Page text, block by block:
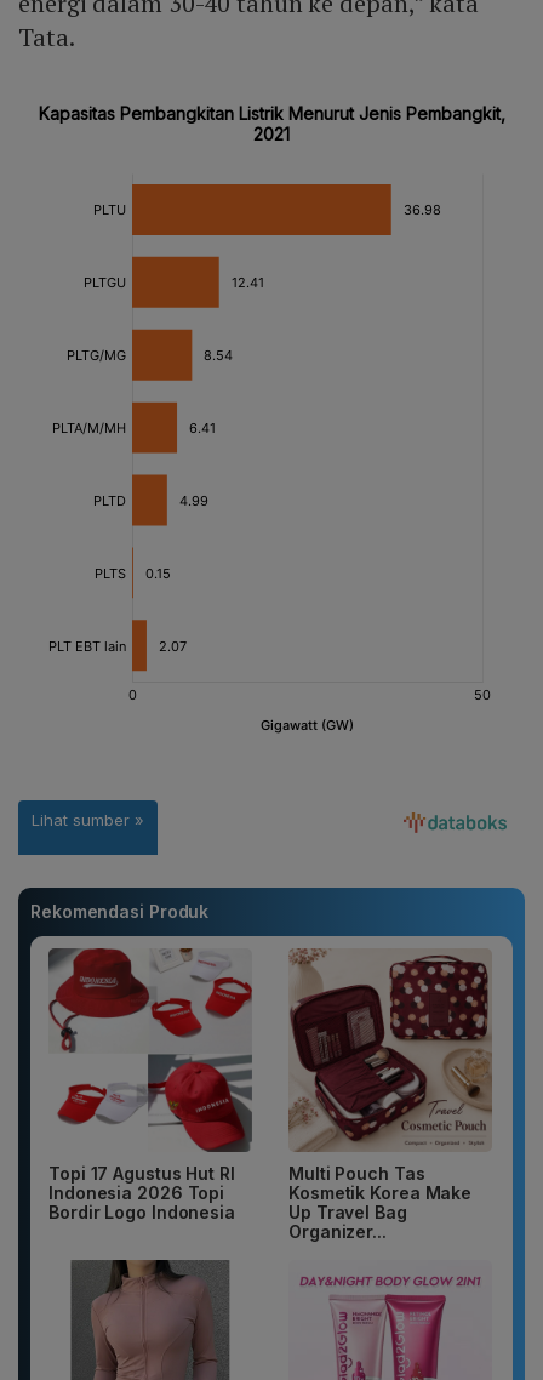
Tata.
Rekomendasi Produk
Topi 17 Agustus Hut RI
Indonesia 2026 Topi
Bordir Logo Indonesia
Multi Pouch Tas
Kosmetik Korea Make
Up Travel Bag
Organizer...